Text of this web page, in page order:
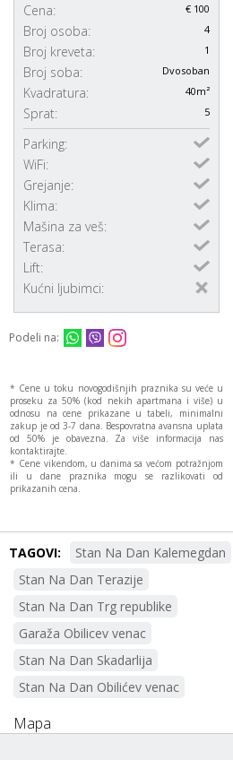
Cena: € 100
Broj osoba: 4
Broj kreveta: 1
Broj soba: Dvosoban
Kvadratura: 40m²
Sprat: 5
Parking:
WiFi:
Grejanje:
Klima:
Mašina za veš:
Terasa:
Lift:
Kućni ljubimci:
Podeli na:
* Cene u toku novogodišnjih praznika su veće u
proseku za 50% (kod nekih apartmana i više) u
odnosu na cene prikazane u tabeli, minimalni
zakup je od 3-7 dana. Bespovratna avansna uplata
od 50% je obavezna. Za više informacija nas
kontaktirajte.
* Cene vikendom, u danima sa većom potražnjom
ili u dane praznika mogu se razlikovati od
prikazanih cena.
TAGOVI:
Stan Na Dan Kalemegdan
Stan Na Dan Terazije
Stan Na Dan Trg republike
Garaža Obilicev venac
Stan Na Dan Skadarlija
Stan Na Dan Obilićev venac
Mapa